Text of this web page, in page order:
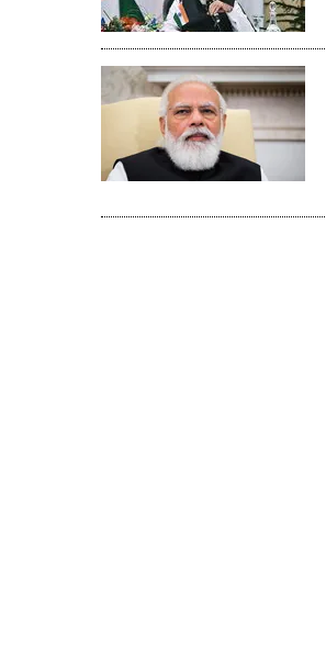
人は「地上
合発電の現